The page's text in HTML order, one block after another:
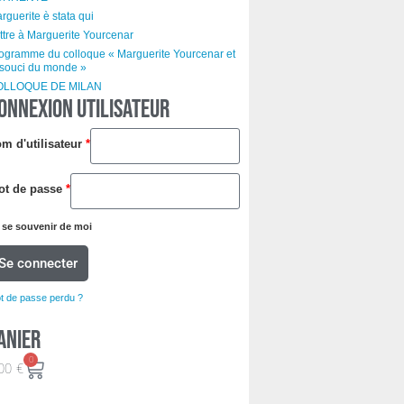
è stata qui
à Marguerite Yourcenar
du colloque « Marguerite Yourcenar et
du monde »
DE MILAN
UTILISATEUR
d'utilisateur *
de passe *
se souvenir de moi
connecter
de passe perdu ?
€
0